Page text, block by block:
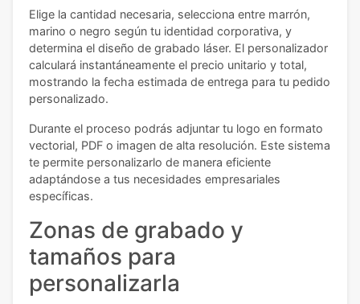
Elige la cantidad necesaria, selecciona entre marrón,
marino o negro según tu identidad corporativa, y
determina el diseño de grabado láser. El personalizador
calculará instantáneamente el precio unitario y total,
mostrando la fecha estimada de entrega para tu pedido
personalizado.
Durante el proceso podrás adjuntar tu logo en formato
vectorial, PDF o imagen de alta resolución. Este sistema
te permite personalizarlo de manera eficiente
adaptándose a tus necesidades empresariales
específicas.
Zonas de grabado y
tamaños para
personalizarla